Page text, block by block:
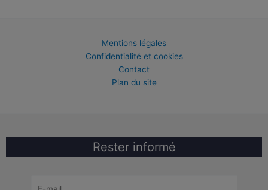
Mentions légales
Confidentialité et cookies
Contact
Plan du site
Rester informé